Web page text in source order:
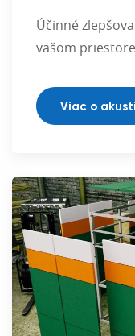
Účinné
vašom
Viac o